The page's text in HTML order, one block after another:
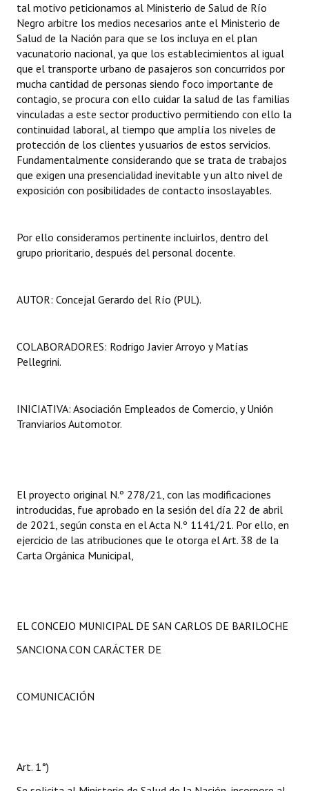
tal motivo peticionamos al Ministerio de Salud de Río
Negro arbitre los medios necesarios ante el Ministerio de
Salud de la Nación para que se los incluya en el plan
vacunatorio nacional, ya que los establecimientos al igual
que el transporte urbano de pasajeros son concurridos por
mucha cantidad de personas siendo foco importante de
contagio, se procura con ello cuidar la salud de las familias
vinculadas a este sector productivo permitiendo con ello la
continuidad laboral, al tiempo que amplía los niveles de
protección de los clientes y usuarios de estos servicios.
Fundamentalmente considerando que se trata de trabajos
que exigen una presencialidad inevitable y un alto nivel de
exposición con posibilidades de contacto insoslayables.
Por ello consideramos pertinente incluirlos, dentro del
grupo prioritario, después del personal docente.
AUTOR: Concejal Gerardo del Río (PUL).
COLABORADORES: Rodrigo Javier Arroyo y Matías
Pellegrini.
INICIATIVA: Asociación Empleados de Comercio, y Unión
Tranviarios Automotor.
El proyecto original N.º 278/21, con las modificaciones
introducidas, fue aprobado en la sesión del día 22 de abril
de 2021, según consta en el Acta N.º 1141/21. Por ello, en
ejercicio de las atribuciones que le otorga el Art. 38 de la
Carta Orgánica Municipal,
EL CONCEJO MUNICIPAL DE SAN CARLOS DE BARILOCHE
SANCIONA CON CARÁCTER DE
COMUNICACIÓN
Art. 1°)